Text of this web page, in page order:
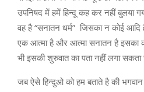
उपनिषद में हमें हिन्दू कह कर नहीं बुलया
वह है “सनातन धर्म” जिसका न कोई
एक आत्मा है और आत्मा सनातन है इसका
भी इसकी शुरुवात का पता नहीं लगा सकता
जब ऐसे हिन्दुओ को हम बताते है की